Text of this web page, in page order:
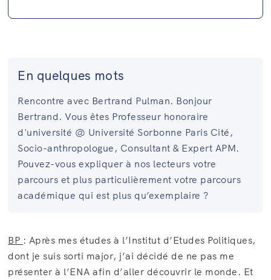
En quelques mots
Rencontre avec Bertrand Pulman. Bonjour
Bertrand. Vous êtes Professeur honoraire
d'université @ Université Sorbonne Paris Cité,
Socio-anthropologue, Consultant & Expert APM.
Pouvez-vous expliquer à nos lecteurs votre
parcours et plus particulièrement votre parcours
académique qui est plus qu’exemplaire ?
BP : Après mes études à l’Institut d’Etudes Politiques,
dont je suis sorti major, j’ai décidé de ne pas me
présenter à l’ENA afin d’aller découvrir le monde. Et